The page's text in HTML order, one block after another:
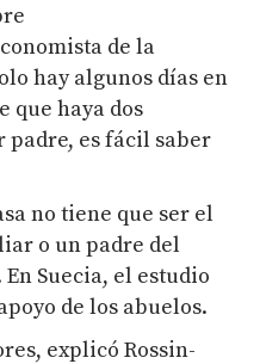
de la
hay algunos días en
que haya dos
padre, es fácil saber
no tiene que ser el
o un padre del
Suecia, el estudio
de los abuelos.
explicó Rossin-